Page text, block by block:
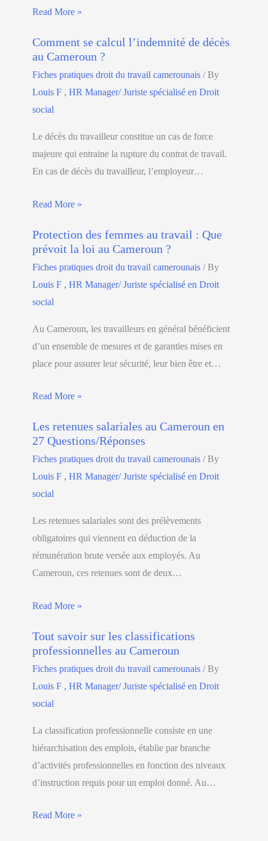
Read More »
Comment se calcul l’indemnité de décès
au Cameroun ?
Fiches pratiques droit du travail camerounais / By
Louis F , HR Manager/ Juriste spécialisé en Droit
social
Le décès du travailleur constitue un cas de force
majeure qui entraine la rupture du contrat de travail.
En cas de décès du travailleur, l’employeur…
Read More »
Protection des femmes au travail : Que
prévoit la loi au Cameroun ?
Fiches pratiques droit du travail camerounais / By
Louis F , HR Manager/ Juriste spécialisé en Droit
social
Au Cameroun, les travailleurs en général bénéficient
d’un ensemble de mesures et de garanties mises en
place pour assurer leur sécurité, leur bien être et…
Read More »
Les retenues salariales au Cameroun en
27 Questions/Réponses
Fiches pratiques droit du travail camerounais / By
Louis F , HR Manager/ Juriste spécialisé en Droit
social
Les retenues salariales sont des prélèvements
obligatoires qui viennent en déduction de la
rémunération brute versée aux employés. Au
Cameroun, ces retenues sont de deux…
Read More »
Tout savoir sur les classifications
professionnelles au Cameroun
Fiches pratiques droit du travail camerounais / By
Louis F , HR Manager/ Juriste spécialisé en Droit
social
La classification professionnelle consiste en une
hiérarchisation des emplois, établie par branche
d’activités professionnelles en fonction des niveaux
d’instruction requis pour un emploi donné. Au…
Read More »